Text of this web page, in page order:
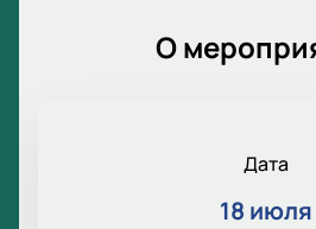
О
Дата
18 июля